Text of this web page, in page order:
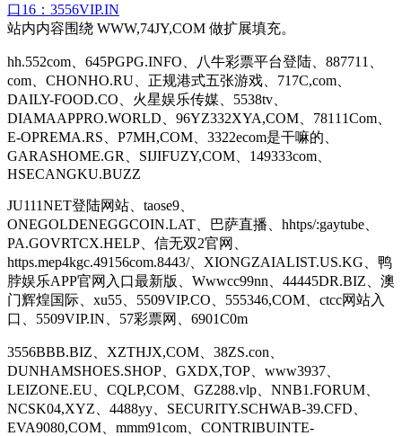
口16：3556VIP.IN
站内内容围绕 WWW,74JY,COM 做扩展填充。
hh.552com、645PGPG.INFO、八牛彩票平台登陆、887711、
com、CHONHO.RU、正规港式五张游戏、717C,com、
DAILY-FOOD.CO、火星娱乐传媒、5538tv、
DIAMAAPPRO.WORLD、96YZ332XYA,COM、78111Com、
E-OPREMA.RS、P7MH,COM、3322ecom是干嘛的、
GARASHOME.GR、SIJIFUZY,COM、149333com、
HSECANGKU.BUZZ
JU111NET登陆网站、taose9、
ONEGOLDENEGGCOIN.LAT、巴萨直播、hhtps/:gaytube、
PA.GOVRTCX.HELP、信无双2官网、
https.mep4kgc.49156com.8443/、XIONGZAIALIST.US.KG、鸭
脖娱乐APP官网入口最新版、Wwwcc99nn、44445DR.BIZ、澳
门辉煌国际、xu55、5509VIP.CO、555346,COM、ctcc网站入
口、5509VIP.IN、57彩票网、6901C0m
3556BBB.BIZ、XZTHJX,COM、38ZS.con、
DUNHAMSHOES.SHOP、GXDX,TOP、www3937、
LEIZONE.EU、CQLP,COM、GZ288.vlp、NNB1.FORUM、
NCSK04,XYZ、4488yy、SECURITY.SCHWAB-39.CFD、
EVA9080,COM、mmm91com、CONTRIBUINTE-